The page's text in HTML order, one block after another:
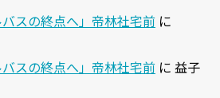
スの終点へ」帝林社宅前 に
スの終点へ」帝林社宅前 に 益子